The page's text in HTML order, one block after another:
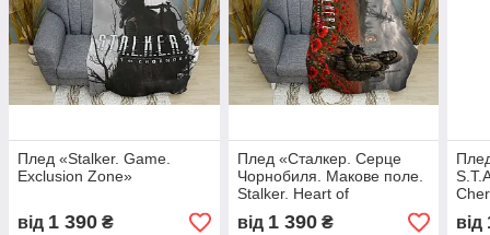
Плед «Stalker. Game.
Exclusion Zone»
від 1 390 ₴
Плед «Сталкер. Серце
Чорнобиля. Макове поле.
Stalker. Heart of
Chornobyl»
від 1 390₴ від